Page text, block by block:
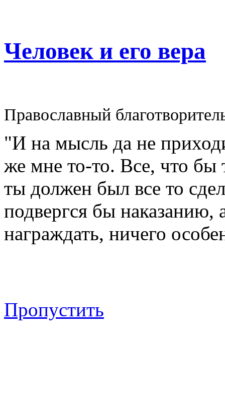
Человек и его вера
Православный
"И на мысль да не
же мне то-то. Все, что
ты должен был все то
подвергся бы наказанию,
награждать, ничего
Пропустить